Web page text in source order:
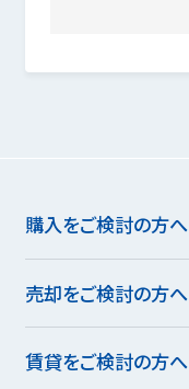
購入をご検討の方へ
売却をご検討の方へ
賃貸をご検討の方へ